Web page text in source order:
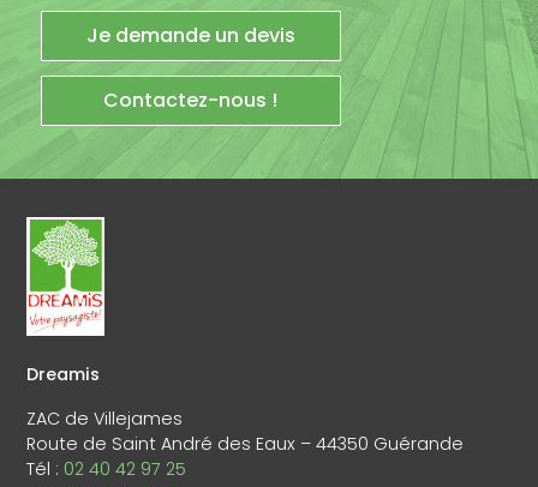
Je demande un devis
Contactez-nous !
Dreamis
ZAC de Villejames
Route de Saint André des Eaux – 44350 Guérande
Tél : 02 40 42 97 25